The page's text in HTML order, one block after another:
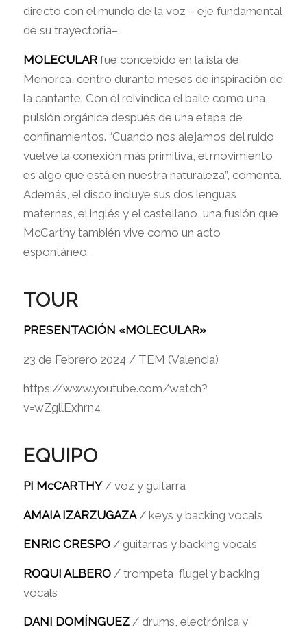
directo con el mundo de la voz – eje fundamental
de su trayectoria–.
MOLECULAR fue concebido en la isla de
Menorca, centro durante meses de inspiración de
la cantante. Con él reivindica el baile como una
pulsión orgánica después de una etapa de
confinamientos. “Cuando nos alejamos del ruido
vuelve la conexión más primitiva, el movimiento
es algo que está en nuestra naturaleza”, comenta.
Además, el disco incluye sus dos lenguas
maternas, el inglés y el castellano, una fusión que
McCarthy también vive como un acto
espontáneo.
TOUR
PRESENTACIÓN «MOLECULAR»
23 de Febrero 2024 / TEM (Valencia)
https://www.youtube.com/watch?
v=wZgllExhrn4
EQUIPO
PI McCARTHY/ voz y guitarra
AMAIA IZARZUGAZA/ keys y backing vocals
ENRIC CRESPO/ guitarras y backing vocals
ROQUI ALBERO/ trompeta, flugel y backing
vocals
DANI DOMÍNGUEZ/ drums, electrónica y